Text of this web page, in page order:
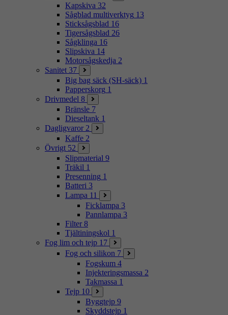
Kapskiva 32
Sågblad multiverktyg 13
Sticksågsblad 16
Tigersågsblad 26
Sågklinga 16
Slipskiva 14
Motorsågskedja 2
Sanitet 37
Big bag säck (SH-säck) 1
Papperskorg 1
Drivmedel 8
Bränsle 7
Dieseltank 1
Dagligvaror 2
Kaffe 2
Övrigt 52
Slipmaterial 9
Träkil 1
Presenning 1
Batteri 3
Lampa 11
Ficklampa 3
Pannlampa 3
Filter 8
Tjältiningskol 1
Fog lim och tejp 17
Fog och silikon 7
Fogskum 4
Injekteringsmassa 2
Takmassa 1
Tejp 10
Byggtejp 9
Skyddstejp 1